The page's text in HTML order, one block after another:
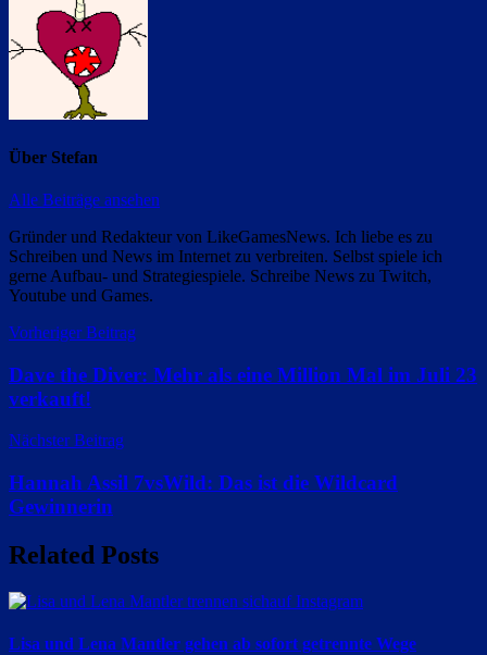
Über Stefan
Alle Beiträge ansehen
Gründer und Redakteur von LikeGamesNews. Ich liebe es zu
Schreiben und News im Internet zu verbreiten. Selbst spiele ich
gerne Aufbau- und Strategiespiele. Schreibe News zu Twitch,
Youtube und Games.
Beitragsnavigation
Vorheriger Beitrag
Dave the Diver: Mehr als eine Million Mal im Juli 23
verkauft!
Nächster Beitrag
Hannah Assil 7vsWild: Das ist die Wildcard
Gewinnerin
Related Posts
Lisa und Lena Mantler gehen ab sofort getrennte Wege